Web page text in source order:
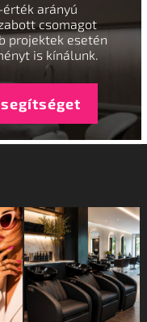
arányú
csomagot
projektek esetén
is kínálunk.